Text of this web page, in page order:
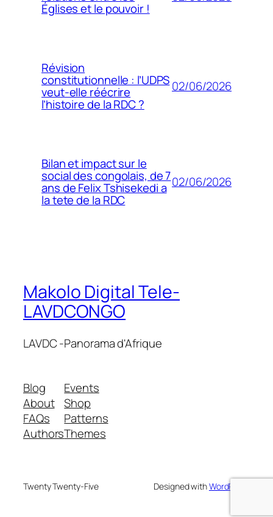
Églises et le pouvoir !
Révision
constitutionnelle : l’UDPS
veut-elle réécrire
l’histoire de la RDC ?
02/06/2026
Bilan et impact sur le
social des congolais, de 7
ans de Felix Tshisekedi a
la tete de la RDC
02/06/2026
Makolo Digital Tele-
LAVDCONGO
LAVDC -Panorama d'Afrique
Blog
About
FAQs
Authors
Events
Shop
Patterns
Themes
Twenty Twenty-Five Designed withWordPress